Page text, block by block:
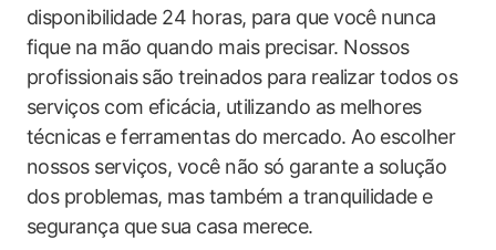
disponibilidade 24 horas, para que você nunca
fique na mão quando mais precisar. Nossos
profissionais são treinados para realizar todos os
serviços com eficácia, utilizando as melhores
técnicas e ferramentas do mercado. Ao escolher
nossos serviços, você não só garante a solução
dos problemas, mas também a tranquilidade e
segurança que sua casa merece.